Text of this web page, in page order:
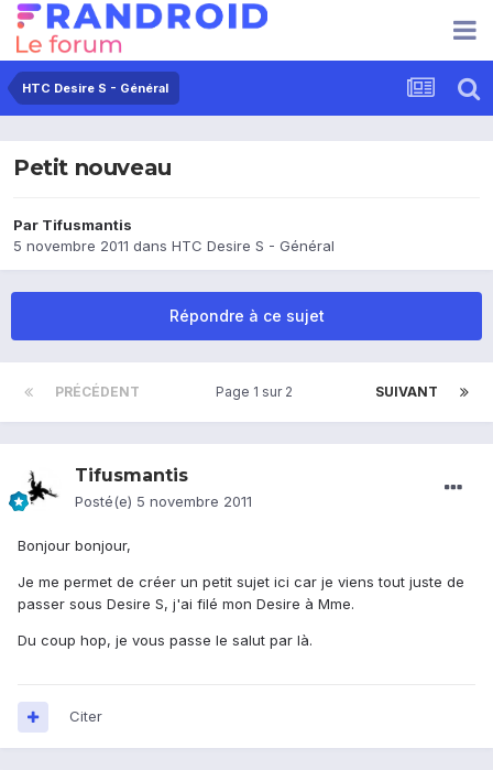
HTC Desire S - Général
Petit nouveau
Par Tifusmantis
5 novembre 2011 dans HTC Desire S - Général
Répondre à ce sujet
PRÉCÉDENT SUIVANT
Page 1 sur 2
Tifusmantis
Posté(e) 5 novembre 2011
Bonjour bonjour,
Je me permet de créer un petit sujet ici car je viens tout juste de
passer sous Desire S, j'ai filé mon Desire à Mme.
Du coup hop, je vous passe le salut par là.
Citer